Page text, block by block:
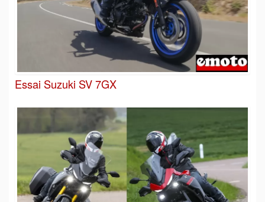
Essai Suzuki SV 7GX